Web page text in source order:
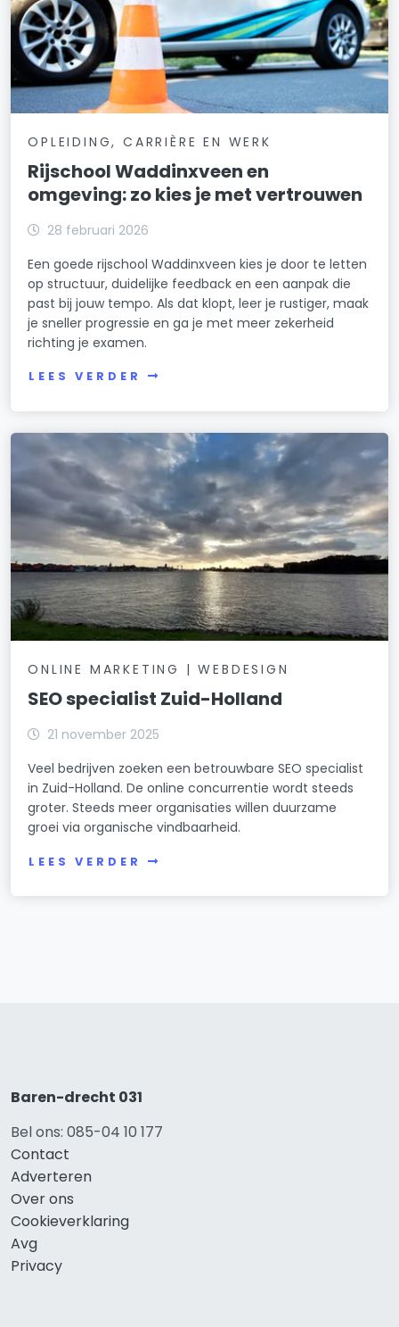
OPLEIDING, CARRIÈRE EN WERK
Rijschool Waddinxveen en
omgeving: zo kies je met vertrouwen
28 februari 2026
Een goede rijschool Waddinxveen kies je door te letten
op structuur, duidelijke feedback en een aanpak die
past bij jouw tempo. Als dat klopt, leer je rustiger, maak
je sneller progressie en ga je met meer zekerheid
richting je examen.
LEES VERDER
ONLINE MARKETING | WEBDESIGN
SEO specialist Zuid-Holland
21 november 2025
Veel bedrijven zoeken een betrouwbare SEO specialist
in Zuid-Holland. De online concurrentie wordt steeds
groter. Steeds meer organisaties willen duurzame
groei via organische vindbaarheid.
LEES VERDER
Baren-drecht 031
Bel ons: 085-04 10 177
Contact
Adverteren
Over ons
Cookieverklaring
Avg
Privacy